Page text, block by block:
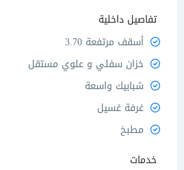
تفاصيل داخلية
أسقف مرتفعة 3.70
خزان سفلي و علوي مستقل
شبابيك واسعة
غرفة غسيل
مطبخ
خدمات